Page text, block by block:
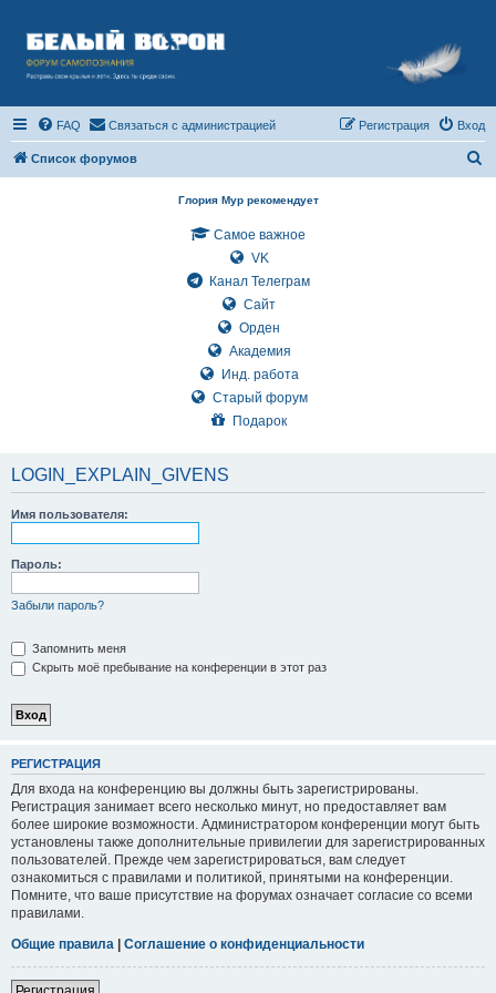
FAQ Связаться с администрацией Вход
Регистрация
Список форумов
Глория Мур рекомендует
Самое важное
VK
Канал Телеграм
Сайт
Орден
Академия
Инд. работа
Старый форум
Подарок
LOGIN_EXPLAIN_GIVENS
Имя пользователя:
Пароль:
Забыли пароль?
Запомнить меня
Скрыть моё пребывание на конференции в этот раз
РЕГИСТРАЦИЯ
Для входа на конференцию вы должны быть зарегистрированы.
Регистрация занимает всего несколько минут, но предоставляет вам
более широкие возможности. Администратором конференции могут быть
установлены также дополнительные привилегии для зарегистрированных
пользователей. Прежде чем зарегистрироваться, вам следует
ознакомиться с правилами и политикой, принятыми на конференции.
Помните, что ваше присутствие на форумах означает согласие со всеми
правилами.
Общие правила
Соглашение о конфиденциальности